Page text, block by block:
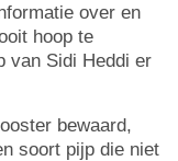
over en
hoop te
van Sidi Heddi er
bewaard,
soort pijp die niet